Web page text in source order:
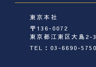
東京本社
〒136-0072
東京都江東区大島
TEL：03-6690-